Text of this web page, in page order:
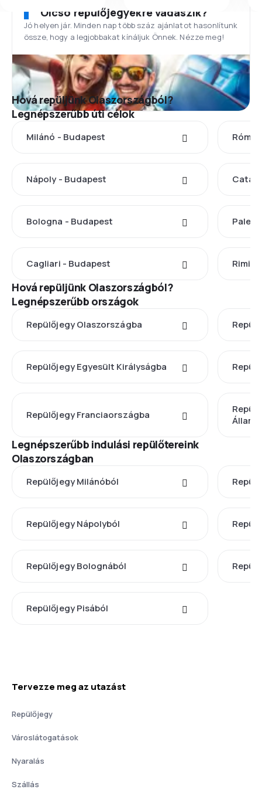
Olcsó repülőjegyekre vadászik?
Jó helyen jár. Minden nap több száz ajánlatot hasonlítunk
össze, hogy a legjobbakat kínáljuk Önnek. Nézze meg!
Hová repüljünk Olaszországból?
Legnépszerűbb úti célok
Milánó - Budapest Róma
Nápoly - Budapest
Bologna - Budapest
Cagliari - Budapest Rimini
Hová repüljünk Olaszországból?
Legnépszerűbb országok
Repülőjegy Olaszországba
Repülőjegy Egyesült Királyságba
Repülőjegy Franciaországba
Legnépszerűbb indulási repülőtereink
Olaszországban
Repülőjegy Milánóból
Repülőjegy Nápolyból
Repülőjegy Bolognából
Repülőjegy Pisából
Tervezze meg az utazást
Repülőjegy
Városlátogatások
Nyaralás
Szállás